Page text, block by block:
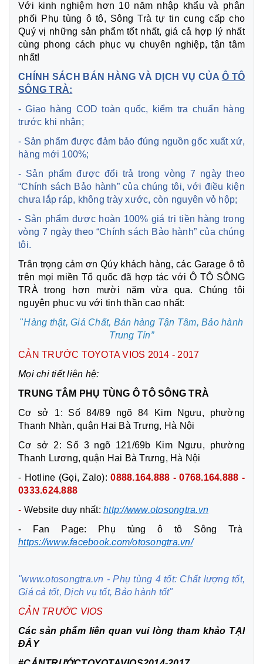
Với kinh nghiệm hơn 10 năm nhập khẩu và phân
phối Phụ tùng ô tô, Sông Trà tự tin cung cấp cho
Quý vị những sản phẩm tốt nhất, giá cả hợp lý nhất
cùng phong cách phục vụ chuyên nghiệp, tận tâm
nhất!
CHÍNH SÁCH BÁN HÀNG VÀ DỊCH VỤ CỦA Ô TÔ
SÔNG TRÀ:
- Giao hàng COD toàn quốc, kiểm tra chuẩn hàng
trước khi nhận;
- Sản phẩm được đảm bảo đúng nguồn gốc xuất xứ,
hàng mới 100%;
- Sản phẩm được đổi trả trong vòng 7 ngày theo
“Chính sách Bảo hành” của chúng tôi, với điều kiện
chưa lắp ráp, không trày xước, còn nguyên vỏ hộp;
- Sản phẩm được hoàn 100% giá trị tiền hàng trong
vòng 7 ngày theo “Chính sách Bảo hành” của chúng
tôi.
Trân trọng cảm ơn Qúy khách hàng, các Garage ô tô
trên mọi miền Tổ quốc đã hợp tác với Ô TÔ SÔNG
TRÀ trong hơn mười năm vừa qua. Chúng tôi
nguyện phục vụ với tinh thần cao nhất:
"Hàng thật, Giá Chất, Bán hàng Tận Tâm, Bảo hành
Trung Tín”
CẢN TRƯỚC TOYOTA VIOS 2014 - 2017
Mọi chi tiết liên hệ:
TRUNG TÂM PHỤ TÙNG Ô TÔ SÔNG TRÀ
Cơ sở 1: Số 84/89 ngõ 84 Kim Ngưu, phường
Thanh Nhàn, quận Hai Bà Trưng, Hà Nội
Cơ sở 2: Số 3 ngõ 121/69b Kim Ngưu, phường
Thanh Lương, quận Hai Bà Trưng, Hà Nội
- Hotline (Gọi, Zalo):0888.164.888 - 0768.164.888 -
0333.624.888
- Website duy nhất: http://www.otosongtra.vn
- Fan Page: Phụ tùng ô tô Sông Trà
https://www.facebook.com/otosongtra.vn/
"www.otosongtra.vn - Phụ tùng 4 tốt: Chất lượng tốt,
Giá cả tốt, Dịch vụ tốt, Bảo hành tốt"
CẢNTRƯỚC VIOS
Các sản phẩm liên quan vui lòng tham khảo TẠI
ĐÂY